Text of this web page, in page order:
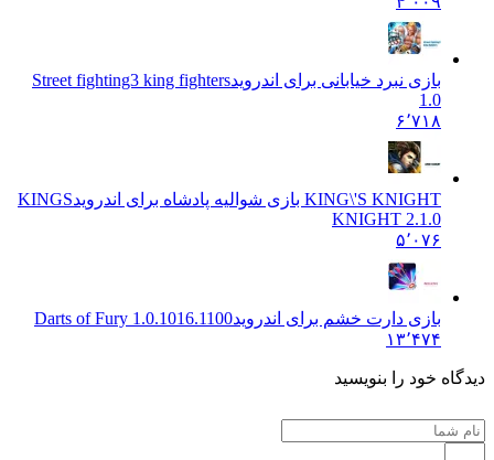
بازی نبرد خیابانی برای اندروید Street fighting3 king fighters
KING\'S KNIGHT بازی شوالیه پادشاه برای اندروید
KINGS
KNIGHT 2.1.0
بازی دارت خشم برای اندروید Darts of Fury 1.0.1016.1100
۱۳٬۴۷۴
خود را بنویسید